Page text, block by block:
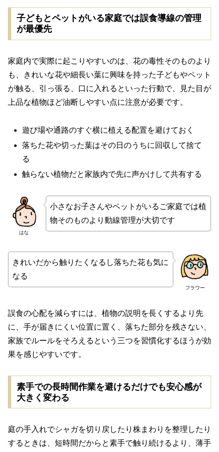
子どもとペットがいる家庭では誤食導線の管理
が最優先
家庭内で実際に起こりやすいのは、花の毒性そのものより
も、きれいな花や細長い葉に興味を持った子どもやペット
が触る、引っ張る、口に入れるといった行動で、見た目が
上品な植物ほど油断しやすい点に注意が必要です。
遊び場や通路のすぐ横に植える配置を避けておく
落ちた花や切った葉はその日のうちに回収して捨て
る
触らない植物だと家族内で先に声かけして共有する
はな
小さなお子さんやペットがいるご家庭では植
物そのものより動線管理が大切です
フラワー
きれいだから触りたくなるし落ちた花も気に
なる
誤食の心配を減らすには、植物の説明を長くするより先
に、手が届きにくい位置に置く、落ちた部分を残さない、
家族でルールをそろえるという三つを習慣化するほうが効
果を感じやすいです。
素手での長時間作業を避けるだけでも安心感が
大きく変わる
庭の手入れでシャガを切り戻したり株まわりを整理したり
するときは、短時間だからと素手で触り続けるより、薄手